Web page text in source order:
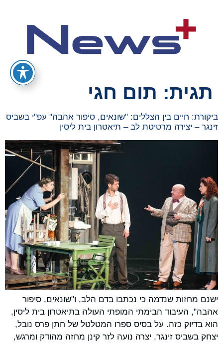
תגית: תום חגי
ביקורת: חיים בין הצללים: "שונאים, סיפור אהבה" עפ"י בשביס
זינגר – יצירה מרטיטת לב – תיאטרון בית ליסין
ישנם מחזות שנדמה כי נכתבו בדם הלב, ו"שונאים, סיפור
אהבה", העיבוד הבימתי המופתי העולה בתיאטרון בית ליסין,
הוא בדיוק כזה. על בסיס ספרו המטלטל של חתן פרס נובל,
יצחק בשביס זינגר, יצרה נועה לזר קינן מחזה מהודק ומרגש,